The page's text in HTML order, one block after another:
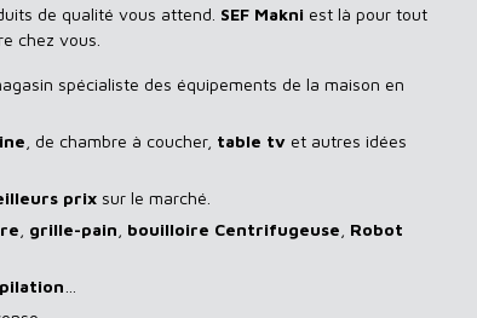
de qualité vous attend. SEF Makni est là pour tout
chez vous.
spécialiste des équipements de la maison en
, de chambre à coucher, table tv et autres idées
prix sur le marché.
grille-pain bouilloire Centrifugeuse Robot